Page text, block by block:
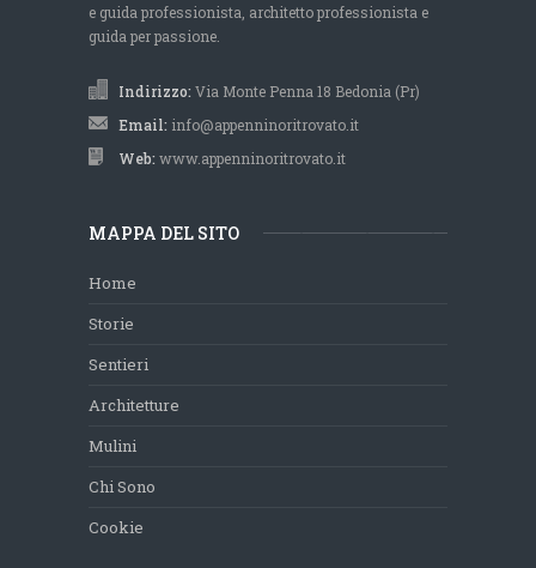
e guida professionista, architetto professionista e
guida per passione.
Indirizzo: Via Monte Penna 18 Bedonia (Pr)
Email: info@appenninoritrovato.it
Web: www.appenninoritrovato.it
MAPPA DEL SITO
Home
Storie
Sentieri
Architetture
Mulini
Chi Sono
Cookie